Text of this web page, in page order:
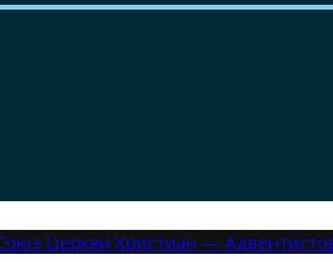
Церкви Христиан —